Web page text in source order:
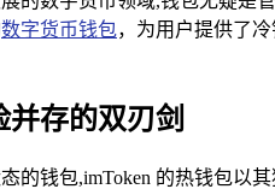
数字货币钱包，为用户提供了
存的双刃剑
的钱包,imToken 的热钱包以